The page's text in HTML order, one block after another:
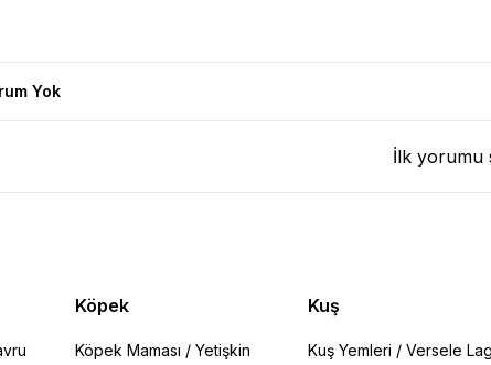
Yok
İlk yorumu
Köpek
Köpek Maması /Yetişkin
Kuş
Kuş Yemleri / Versele